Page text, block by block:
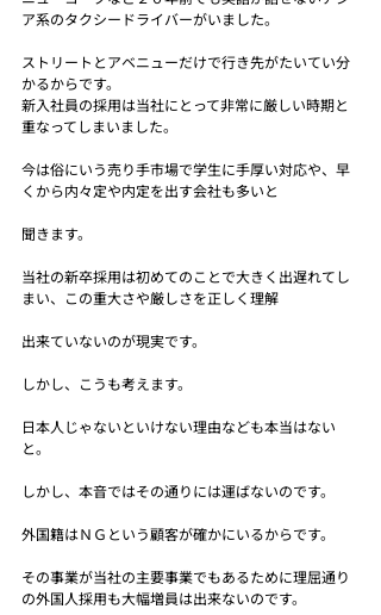
ア系のタクシードライバーがいました。
ストリートとアベニューだけで行き先がたいてい分
かるからです。
新入社員の採用は当社にとって非常に厳しい時期と
重なってしまいました。
今は俗にいう売り手市場で学生に手厚い対応や、早
くから内々定や内定を出す会社も多いと
聞きます。
当社の新卒採用は初めてのことで大きく出遅れてし
まい、この重大さや厳しさを正しく理解
出来ていないのが現実です。
しかし、こうも考えます。
日本人じゃないといけない理由なども本当はない
と。
しかし、本音ではその通りには運ばないのです。
外国籍はＮＧという顧客が確かにいるからです。
その事業が当社の主要事業でもあるために理屈通り
の外国人採用も大幅増員は出来ないのです。